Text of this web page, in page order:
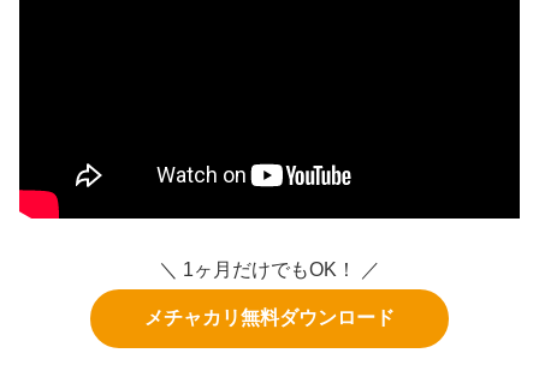
＼ 1ヶ月だけでもOK！ ／
メチャカリ無料ダウンロード